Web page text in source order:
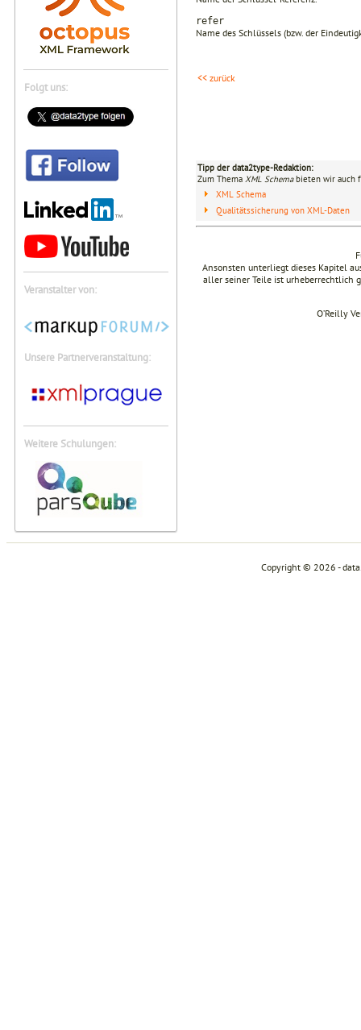
Folgt uns:
Veranstalter von:
Unsere Partnerveranstaltung:
Weitere Schulungen:
refer
Name des Schlüssels (bzw. der
<< zurück
Tipp der data2type-Redaktion:
Zum Thema XML Schemabieten wir auch
XML Schema
Qualitätssicherung von XML-Daten
Ansonsten unterliegt dieses Kapitel
aller seiner Teile ist urheberrechtlich
O’Reilly
Copyright © 2026 -